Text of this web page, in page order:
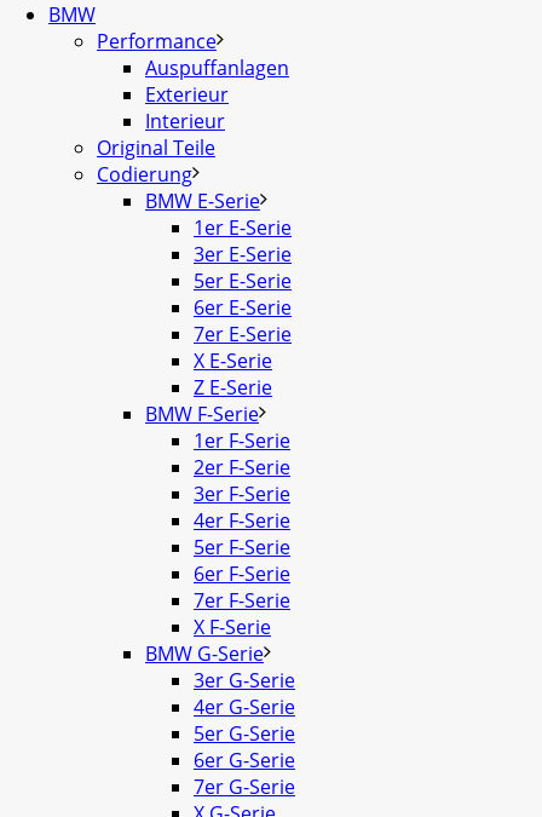
BMW
Performance
Auspuffanlagen
Exterieur
Interieur
Original Teile
Codierung
BMW E-Serie
1er E-Serie
3er E-Serie
5er E-Serie
6er E-Serie
7er E-Serie
X E-Serie
Z E-Serie
BMW F-Serie
1er F-Serie
2er F-Serie
3er F-Serie
4er F-Serie
5er F-Serie
6er F-Serie
7er F-Serie
X F-Serie
BMW G-Serie
3er G-Serie
4er G-Serie
5er G-Serie
6er G-Serie
7er G-Serie